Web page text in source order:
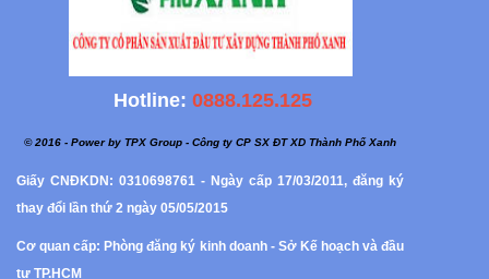
Hotline: 0888.125.125
© 2016 - Power by TPX Group - Công ty CP SX ĐT XD Thành Phố Xanh
Giấy CNĐKDN: 0310698761 - Ngày cấp 17/03/2011, đăng ký
thay đổi lần thứ 2 ngày 05/05/2015
Cơ quan cấp: Phòng đăng ký kinh doanh - Sở Kế hoạch và đầu
tư TP.HCM